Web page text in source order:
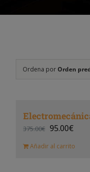
Ordena porOrden
375.00€ 95.00€
Añadir al carrito